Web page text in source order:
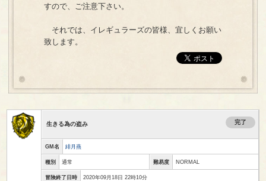
すので、ご注意下さい。
それでは、イレギュラーズの皆様、宜しくお願い
致します。
生きる為の盗み 完了
GM名 緋月燕
種別 通常 難易度 NORMAL
冒険終了日時 2020年09月18日 22時10分